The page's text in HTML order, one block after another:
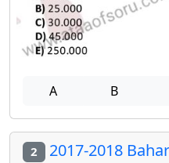
A B
2 2017-2018